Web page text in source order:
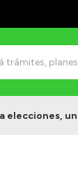
elecciones,